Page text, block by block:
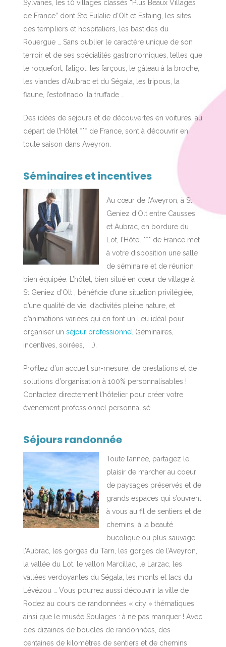
Sylvanes, les 10 villages classés “Plus Beaux Villages
de France” dont Ste Eulalie d’Olt et Estaing, les sites
des templiers et hospitaliers, les bastides du
Rouergue … Sans oublier le caractère unique de son
terroir et de ses spécialités gastronomiques, telles que
le roquefort, l’aligot, les farçous, le gâteau à la broche,
les viandes d’Aubrac et du Ségala, les tripous, la
flaune, l’estofinado, la truffade …
Des idées de séjours et de découvertes en voitures, au
départ de l’Hôtel *** de France, sont à découvrir en
toute saison dans Aveyron.
Séminaires et incentives
Au cœur de l’Aveyron, à St
Geniez d’Olt entre Causses
et Aubrac, en bordure du
Lot, l’Hôtel *** de France met
à votre disposition une salle
de séminaire et de réunion
bien équipée. L’hôtel, bien situé en cœur de village à
St Geniez d’Olt , bénéficie d’une situation privilégiée,
d’une qualité de vie, d’activités pleine nature, et
d’animations variées qui en font un lieu idéal pour
organiser unséjour professionnel (séminaires,
incentives, soirées, ….).
Profitez d’un accueil sur-mesure, de prestations et de
solutions d’organisation à 100% personnalisables !
Contactez directement l’hôtelier pour créer votre
événement professionnel personnalisé.
Séjours randonnée
Toute l’année, partagez le
plaisir de marcher au coeur
de paysages préservés et de
grands espaces qui s’ouvrent
à vous au fil de sentiers et de
chemins, à la beauté
bucolique ou plus sauvage :
l’Aubrac, les gorges du Tarn, les gorges de l’Aveyron,
la vallée du Lot, le vallon Marcillac, le Larzac, les
vallées verdoyantes du Ségala, les monts et lacs du
Lévézou … Vous pourrez aussi découvrir la ville de
Rodez au cours de randonnées « city » thématiques
ainsi que le musée Soulages : à ne pas manquer ! Avec
des dizaines de boucles de randonnées, des
centaines de kilomètres de sentiers et de chemins